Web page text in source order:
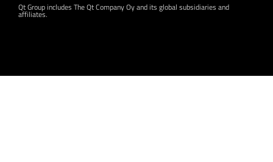
Qt Group includes The Qt Company Oy and its global subsidiaries and
affiliates.